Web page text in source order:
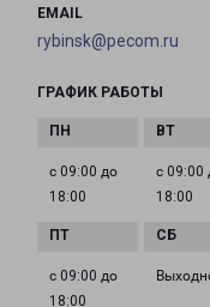
EMAIL
rybinsk@pecom.ru
ГРАФИК РАБОТЫ
с 09:00 до
18:00
с 09:00
18:00
с 09:00 до
18:00